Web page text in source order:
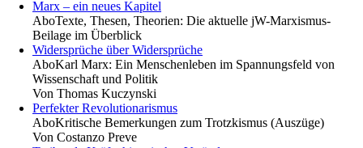
Marx – ein neues Kapitel
AboTexte, Thesen, Theorien: Die aktuelle jW-Marxismus-
Beilage im Überblick
Widersprüche über Widersprüche
AboKarl Marx: Ein Menschenleben im Spannungsfeld von
Wissenschaft und Politik
Von Thomas Kuczynski
Perfekter Revolutionarismus
AboKritische Bemerkungen zum Trotzkismus (Auszüge)
Von Costanzo Preve